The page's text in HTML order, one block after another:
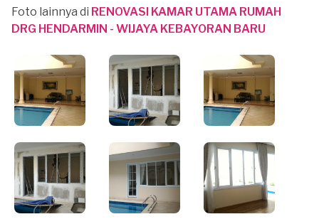
Foto lainnya di RENOVASI KAMAR UTAMA RUMAH
DRG HENDARMIN - WIJAYA KEBAYORAN BARU